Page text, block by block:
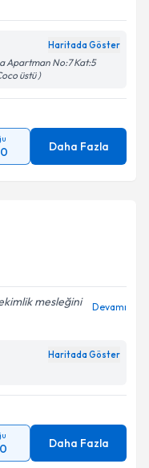
Haritada Göster
Apartman No:7 Kat:5
üstü )
Daha Fazla
mesleğini
Devamı
Haritada Göster
Daha Fazla